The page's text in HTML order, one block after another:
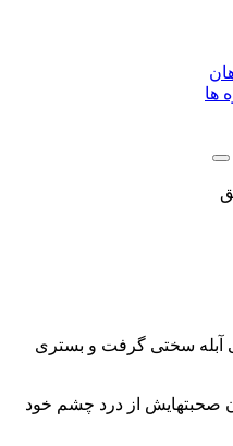
ها
جستجو
آبله سختی گرفت و بستری
صحبتهایش از درد چشم خود